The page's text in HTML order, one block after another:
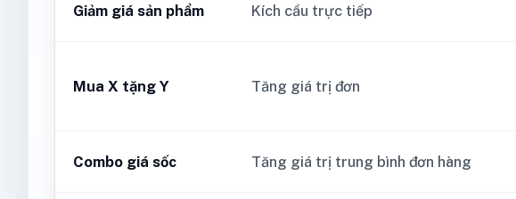
Giảm giá sản phẩm Kích cầu trực tiếp
Mua X tặng Y Tăng giá trị đơn
Combo giá sốc Tăng giá trị trung bình đơn hàng